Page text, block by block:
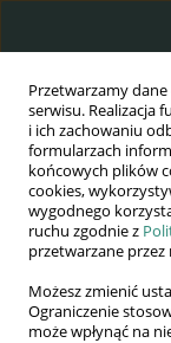
Przetwarzamy
serwisu. Realizacja
i ich zachowaniu
formularzach
końcowych plików
cookies,
wygodnego
ruchu zgodnie z
przetwarzane przez
Możesz zmienić
Ograniczenie
może wpłynąć na
AWSGE
Akademia
WSGE
im. Alcide De